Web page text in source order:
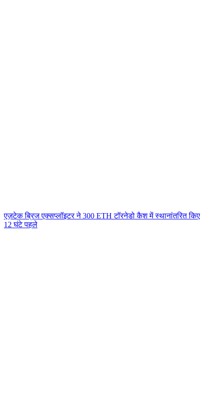
एज़टेक ब्रिज एक्सप्लॉइटर ने 300 ETH टॉरनेडो कैश में स्थानांतरित किए
12 घंटे पहले